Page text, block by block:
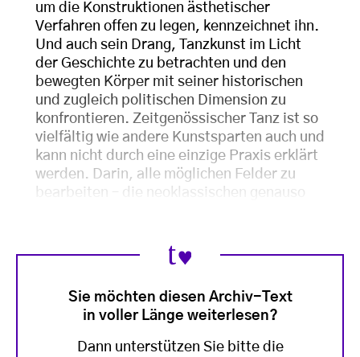
um die Konstruktionen ästhetischer
Verfahren offen zu legen, kennzeichnet ihn.
Und auch sein Drang, Tanzkunst im Licht
der Geschichte zu betrachten und den
bewegten Körper mit seiner historischen
und zugleich politischen Dimension zu
konfrontieren. Zeitgenössischer Tanz ist so
vielfältig wie andere Kunstsparten auch und
kann nicht durch eine einzige Praxis erklärt
werden. Darin, alle möglichen Felder zu
bearbeiten – die neoklassischen genauso
Sie möchten diesen Archiv-Text
in voller Länge weiterlesen?
Dann unterstützen Sie bitte die